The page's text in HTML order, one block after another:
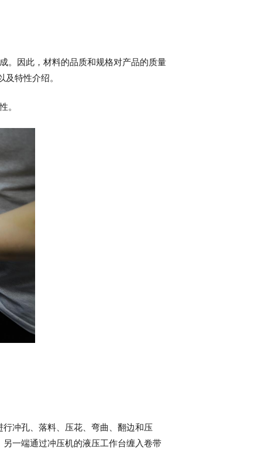
。因此，材料的品质和规格对产品的质量
特性介绍。
。
冲孔、落料、压花、弯曲、翻边和压
一端通过冲压机的液压工作台缠入卷带